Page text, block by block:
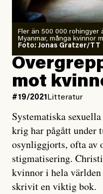
Fler än 500 000 rohingyer
Myanmar, många kvinnor
Foto: Jonas Gratzer/TT
mot
#19/2021 Litteratur
Systematiska
krig har pågått under
osynliggjorts, ofta av
stigmatisering.
kvinnor i hela världen
skrivit en viktig bok.